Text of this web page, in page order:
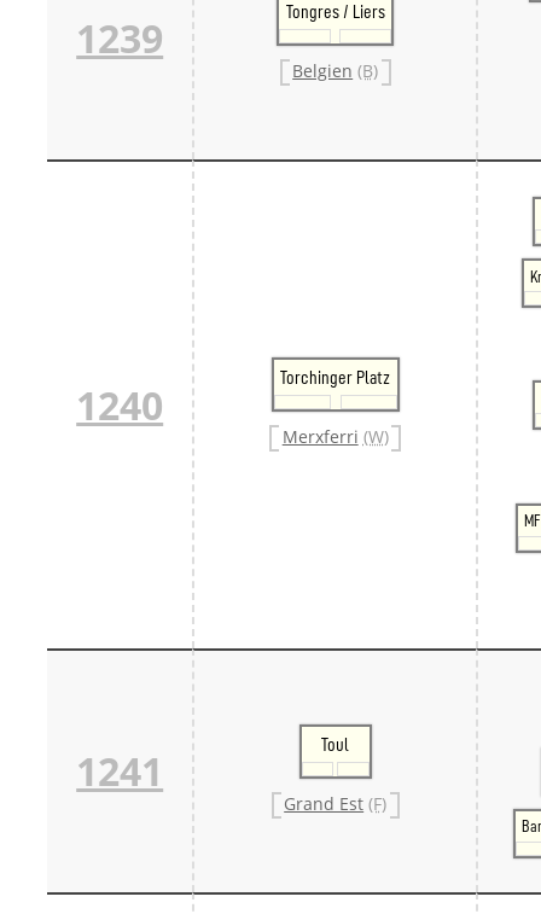
1239
Tongres / Liers
Belgien (B)
1240
Torchinger Platz
Merxferri (W)
1241
Toul
Grand Est (F)